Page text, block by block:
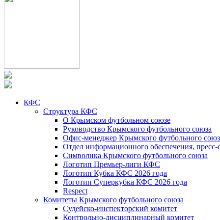
КФС
Структура КФС
О Крымском футбольном союзе
Руководство Крымского футбольного союза
Офис-менеджер Крымского футбольного
Отдел информационного обеспечения, пресс-
Символика Крымского футбольного союза
Логотип Премьер-лиги КФС
Логотип Кубка КФС 2026 года
Логотип Суперкубка КФС 2026 года
Respect
Комитеты Крымского футбольного союза
Судейско-инспекторский комитет
Контрольно-дисциплинарный комитет